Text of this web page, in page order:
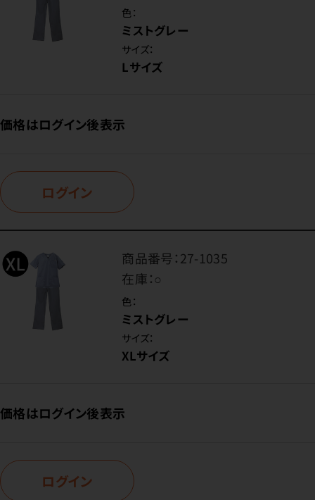
色：
ミストグレー
サイズ：
Lサイズ
価格はログイン後表示
ログイン
商品番号：27-1035
在庫：○
色：
ミストグレー
サイズ：
XLサイズ
価格はログイン後表示
ログイン